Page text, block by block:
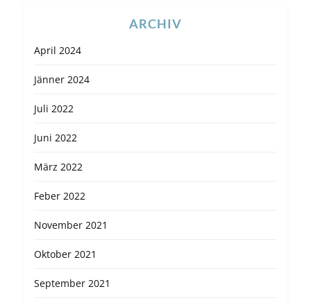
ARCHIV
April 2024
Jänner 2024
Juli 2022
Juni 2022
März 2022
Feber 2022
November 2021
Oktober 2021
September 2021